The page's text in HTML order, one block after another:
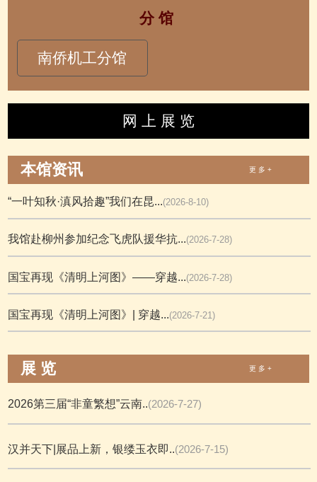
分 馆
南侨机工分馆
网 上 展 览
本馆资讯 更 多 +
“一叶知秋·滇风拾趣”我们在昆...(2026-8-10)
我馆赴柳州参加纪念飞虎队援华抗...(2026-7-28)
国宝再现《清明上河图》——穿越...(2026-7-28)
国宝再现《清明上河图》| 穿越...(2026-7-21)
展 览 更 多 +
2026第三届“非童繁想”云南..(2026-7-27)
汉并天下|展品上新，银缕玉衣即..(2026-7-15)